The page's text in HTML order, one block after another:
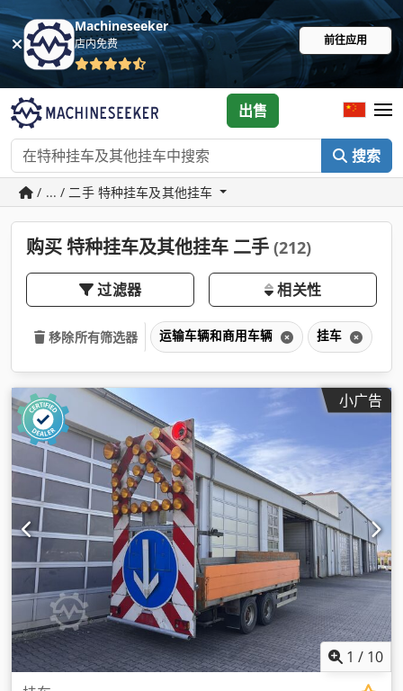
Machineseeker
店内免费 前往应用
搜索
出售
/ ... / 二手 特种挂车及其他挂车
购买 特种挂车及其他挂车 二手 (212)
过滤器 相关性
移除所有筛选器 运输车辆和商用车辆 挂车
小广告
1 / 10